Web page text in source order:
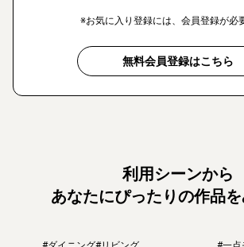
※お気に入り登録には、会員登録が必
無料会員登録はこちら
利用シーンから
あなたにぴったりの作品